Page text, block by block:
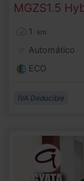
MGZS1.5
1 km
Automático
ECO
IVA Deducible